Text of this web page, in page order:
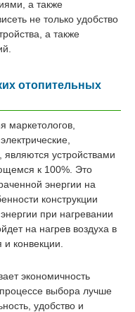
а также
не только удобство
а также
отопительных
маркетологов,
устройствами
к 100%. Это
энергии на
конструкции
при нагревании
на нагрев воздуха в
конвекции.
экономичность
выбора лучше
удобство и